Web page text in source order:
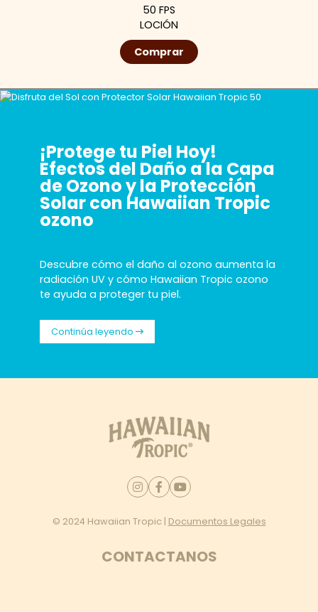
50 FPS
LOCIÓN
Comprar
¡Protege tu Piel Hoy!
Efectos del Daño a la Capa
de Ozono y la Protección
Solar con Hawaiian Tropic
ozono
Descubre cómo el daño al ozono aumenta la
radiación UV y cómo Hawaiian Tropic ozono
te ayuda a proteger tu piel.
Continúa leyendo
© 2024 Hawaiian Tropic | Documentos Legales
CONTACTANOS